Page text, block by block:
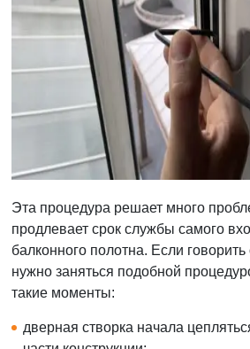
Эта процедура решает много
продлевает срок службы самого
балконного полотна. Если
нужно заняться подобной
такие моменты:
дверная створка начала